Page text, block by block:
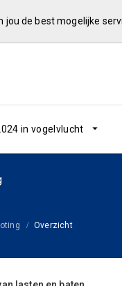
jou de best mogelijke
in vogelvlucht
Overzicht